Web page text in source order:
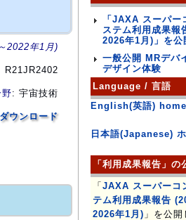
2022年1月)
R21JR2402
: 宇宙技術
ウンロード
「JAXA スーパー
ステム利用成果報
2026年1月)」を公
一般公開 MRデバ
デザイン体験
Language / 言語
English(英語) home
日本語(Japanese)
「利用成果報告」の
「 JAXA スーパーコ
テム利用成果報告
2026年1月) 」を公開